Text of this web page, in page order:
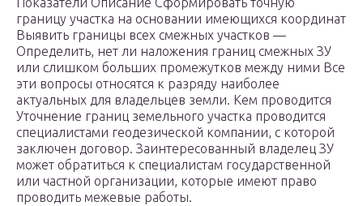
границу участка на основании имеющихся координат
Выявить границы всех смежных участков —
Определить, нет ли наложения границ смежных ЗУ
или слишком больших промежутков между ними Все
эти вопросы относятся к разряду наиболее
актуальных для владельцев земли. Кем проводится
Уточнение границ земельного участка проводится
специалистами геодезической компании, с которой
заключен договор. Заинтересованный владелец ЗУ
может обратиться к специалистам государственной
или частной организации, которые имеют право
проводить межевые работы.